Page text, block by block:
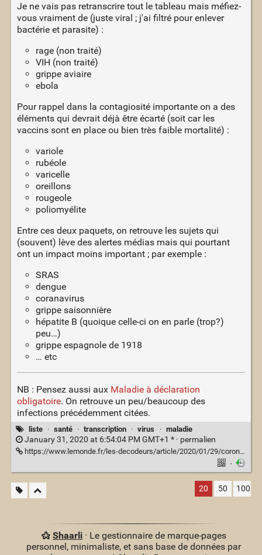
Je ne vais pas retranscrire tout le tableau mais méfiez-
vous vraiment de (juste viral ; j'ai filtré pour enlever
bactérie et parasite) :
rage (non traité)
VIH (non traité)
grippe aviaire
ebola
Pour rappel dans la contagiosité importante on a des
éléments qui devrait déjà être écarté (soit car les
vaccins sont en place ou bien très faible mortalité) :
variole
rubéole
varicelle
oreillons
rougeole
poliomyélite
Entre ces deux paquets, on retrouve les sujets qui
(souvent) lève des alertes médias mais qui pourtant
ont un impact moins important ; par exemple :
SRAS
dengue
coranavirus
grippe saisonnière
hépatite B (quoique celle-ci on en parle (trop?)
peu…)
grippe espagnole de 1918
… etc
NB : Pensez aussi aux Maladie à déclaration
obligatoire. On retrouve un peu/beaucoup des
infections précédemment citées.
liste · santé · transcription · virus · maladie
January 31, 2020 at 6:54:04 PM GMT+1 * · permalien
https://www.lemonde.fr/les-decodeurs/article/2020/01/29/coronavirus-zika-ebola-quelles-maladies-sont-les-plus-contagieuses-ou-les-plus-mortelles_6027661_4355770.html
·
20 50 100
Shaarli· Le gestionnaire de marque-pages
personnel, minimaliste, et sans base de données par